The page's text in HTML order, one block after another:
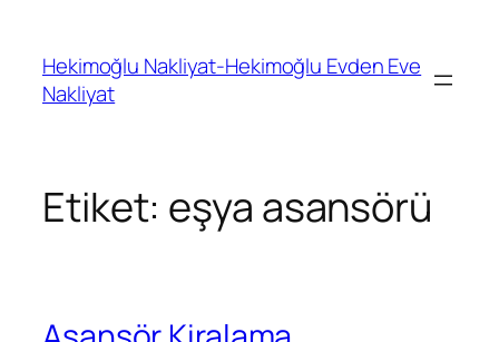
Hekimoğlu Nakliyat-Hekimoğlu Evden Eve
Nakliyat
Etiket: eşya asansörü